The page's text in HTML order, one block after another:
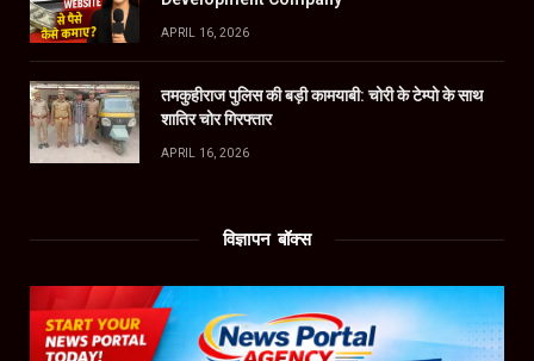
APRIL 16, 2026
तमकुहीराज पुलिस की बड़ी कामयाबी: चोरी के टेम्पो के साथ
शातिर चोर गिरफ्तार
APRIL 16, 2026
विज्ञापन बॉक्स